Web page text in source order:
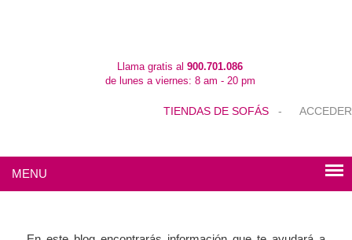
Llama gratis al 900.701.086
de lunes a viernes: 8 am - 20 pm
TIENDAS DE SOFÁS - ACCEDER
MENU